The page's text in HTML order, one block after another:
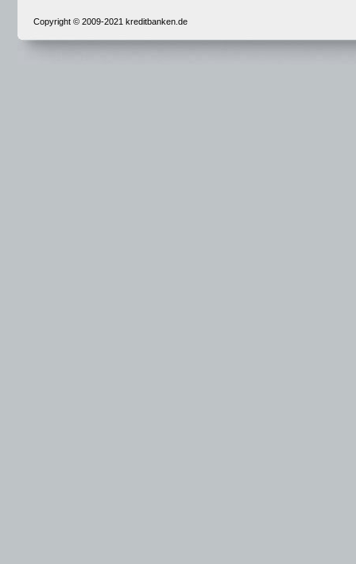
Copyright © 2009-2021 kreditbanken.de